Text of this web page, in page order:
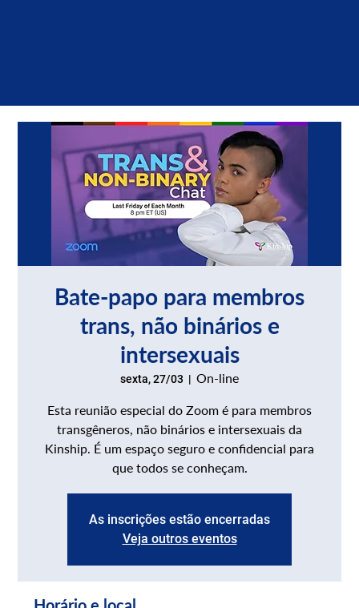
Bate-papo para membros
trans, não binários e
intersexuais
sexta, 27/03
  |
On-line
Esta reunião especial do Zoom é para membros
transgêneros, não binários e intersexuais da
Kinship. É um espaço seguro e confidencial para
que todos se conheçam.
As inscrições estão encerradas
Veja outros eventos